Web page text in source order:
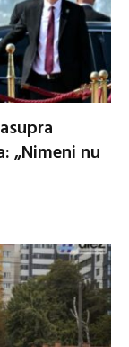
„Nimeni nu